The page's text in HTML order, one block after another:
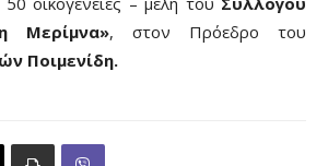
Μερίμνα», στον Πρόεδρο του
Ποιμενίδη.